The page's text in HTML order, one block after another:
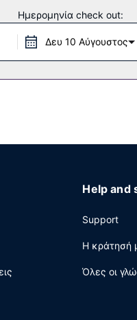
Ημερομηνία check out:
Δευ 10 Αύγουστος
Help and
Support
Η κράτησή
Όλες οι